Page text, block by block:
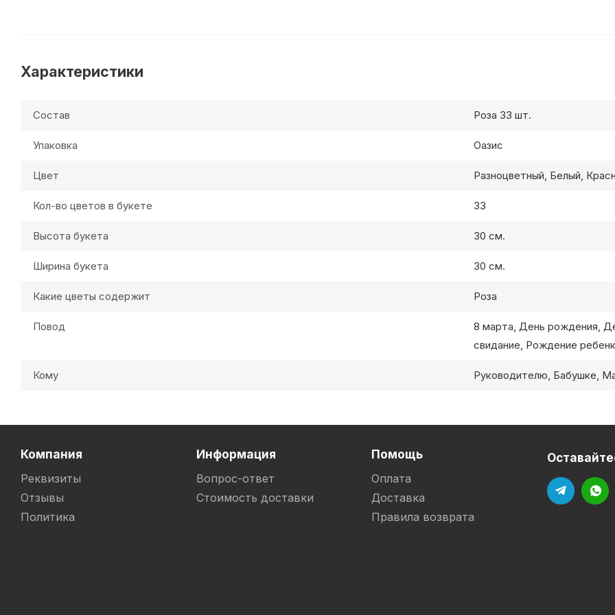
Характеристики
Состав Роза 33 шт.
Упаковка Оазис
Цвет Разноцветный, Белый,
Кол-во цветов в букете 33
Высота букета 30 см.
Ширина букета 30 см.
Какие цветы содержит Роза
Повод
8 марта, День рождения,
свидание, Рождение
Кому Руководителю, Бабушке,
Компания
Реквизиты
Отзывы
Политика
Информация
Вопрос-ответ
Стоимость доставки
Помощь
Оплата
Доставка
Правила возврата